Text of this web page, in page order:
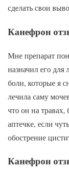
сделать свои
Канефрон
Мне препарат
назначил его
боли, которые я
лечила саму
что он на
аптечке, если
обострение
Канефрон